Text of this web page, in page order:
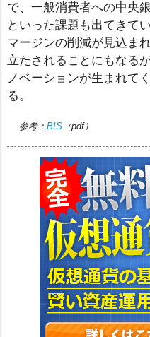
で、一般消費者への中央
といった課題も出てきて
マージンの削減が見込ま
立たされることにもなる
ノベーションが生まれて
る。
参考： BIS（pdf）